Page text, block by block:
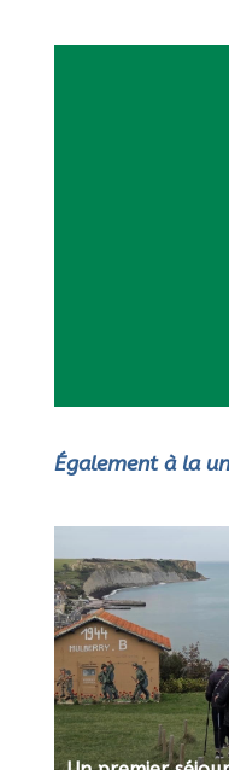
Également à la